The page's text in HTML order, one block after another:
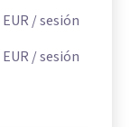
EUR / sesión
EUR / sesión